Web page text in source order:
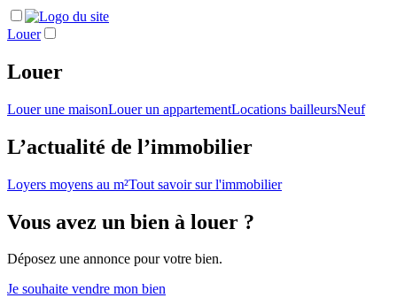
Louer
Louer
Louer une maisonLouer un appartementLocations bailleursNeuf
L’actualité de l’immobilier
Loyers moyens au m²Tout savoir sur l'immobilier
Vous avez un bien à louer ?
Déposez une annonce pour votre bien.
Je souhaite vendre mon bien